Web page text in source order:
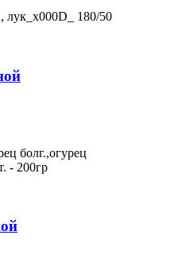
лук_x000D_ 180/50
болг.,огурец
- 200гр